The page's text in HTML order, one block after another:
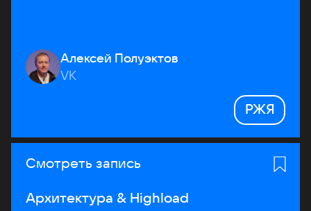
Алексей Полуэктов
VK
РЖЯ
Смотреть запись
Архитектура & Highload